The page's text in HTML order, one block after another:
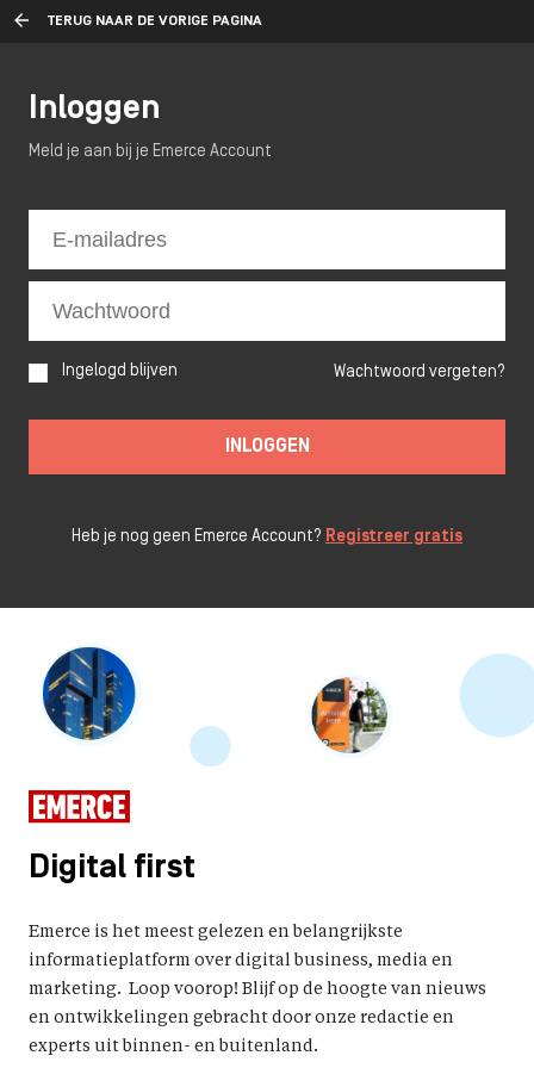
TERUG NAAR DE VORIGE PAGINA
Digital first
Emerce is het meest gelezen en belangrijkste
informatieplatform over digital business, media en
marketing. Loop voorop! Blijf op de hoogte van nieuws
en ontwikkelingen gebracht door onze redactie en
experts uit binnen- en buitenland.
Inloggen
Meld je aan bij je Emerce Account
Ingelogd blijven Wachtwoord vergeten?
INLOGGEN
Heb je nog geen Emerce Account? Registreer gratis